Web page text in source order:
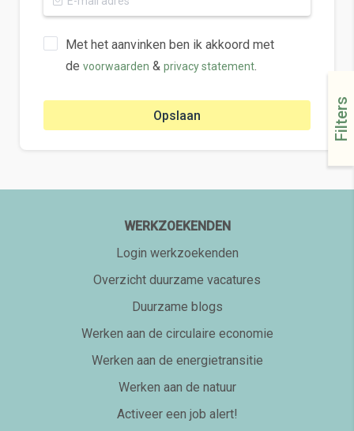
Filters
Met het aanvinken ben ik akkoord met
de voorwaarden & privacy statement.
Opslaan
WERKZOEKENDEN
Login werkzoekenden
Overzicht duurzame vacatures
Duurzame blogs
Werken aan de circulaire economie
Werken aan de energietransitie
Werken aan de natuur
Activeer een job alert!